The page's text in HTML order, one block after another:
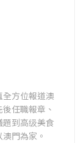
全方位報道澳
任職報章、
到高级美食
門為家。